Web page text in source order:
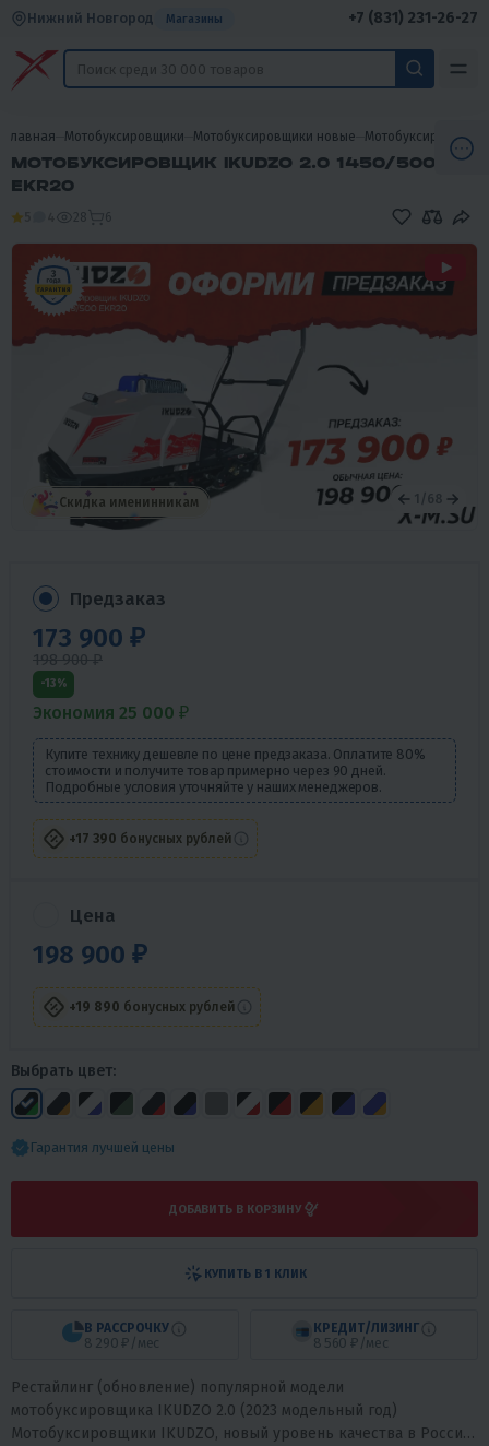
Нижний Новгород Магазины +7 (831) 231-26-27
Главная Мотобуксировщики Мотобуксировщики новые Мотобуксировщики
МОТОБУКСИРОВЩИК IKUDZO 2.0 1450/500
EKR20
28 6
Скидка именинникам / 68
Гарантия лучшей цены
Предзаказ
173 900 ₽
198 900 ₽
-13%
Экономия 25 000 ₽
Купите технику дешевле по цене предзаказа. Оплатите 80%
стоимости и получите товар примерно через 90 дней.
Подробные условия уточняйте у наших менеджеров.
+17 390 бонусных рублей
Цена
198 900 ₽
+19 890 бонусных рублей
Выбрать цвет:
ДОБАВИТЬ В КОРЗИНУ
В РАССРОЧКУ
8 290 ₽/мес
КРЕДИТ/ЛИЗИНГ
8 560 ₽/мес
КУПИТЬ В 1 КЛИК
Рестайлинг (обновление) популярной модели
мотобуксировщика IKUDZO 2.0 (2023 модельный год)
Мотобуксировщики IKUDZO, новый уровень качества в России!